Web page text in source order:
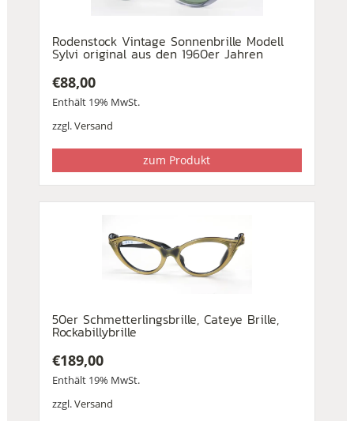
Rodenstock Vintage Sonnenbrille Modell
Sylvi original aus den 1960er Jahren
€88,00
Enthält 19% MwSt.
zzgl.Versand
zum Produkt
50er Schmetterlingsbrille, Cateye Brille,
Rockabillybrille
€189,00
Enthält 19% MwSt.
zzgl.Versand